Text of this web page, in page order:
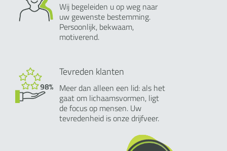
Wij begeleiden u op weg naar
uw gewenste bestemming.
Persoonlijk, bekwaam,
motiverend.
Tevreden klanten
Meer dan alleen een lid: als het
gaat om lichaamsvormen, ligt
de focus op mensen. Uw
tevredenheid is onze drijfveer.